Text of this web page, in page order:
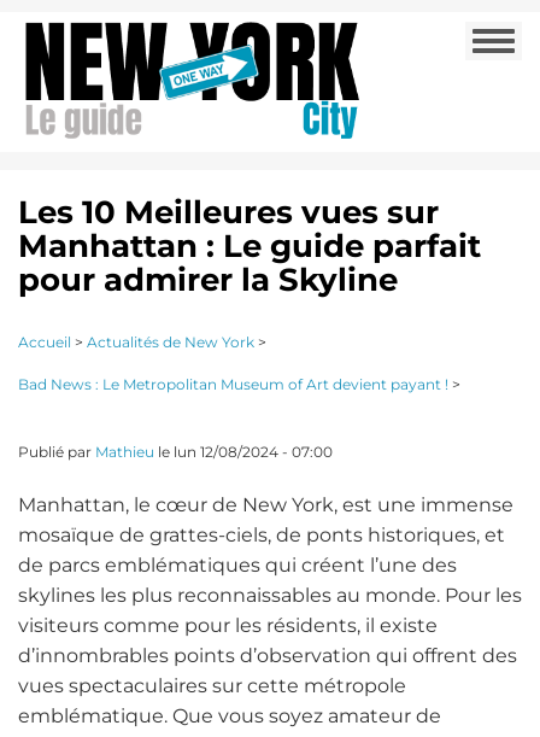
Aller
contenu
principal
Les 10 Meilleures vues sur
Manhattan : Le guide parfait
pour admirer la Skyline
Accueil > Actualités de New York >
Bad News : Le Metropolitan Museum of Art devient payant ! >
Publié par Mathieu le lun 12/08/2024 - 07:00
Manhattan, le cœur de New York, est une immense
mosaïque de grattes-ciels, de ponts historiques, et
de parcs emblématiques qui créent l’une des
skylines les plus reconnaissables au monde. Pour les
visiteurs comme pour les résidents, il existe
d’innombrables points d’observation qui offrent des
vues spectaculaires sur cette métropole
emblématique. Que vous soyez amateur de